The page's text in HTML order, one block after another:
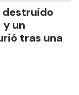
destruido
un
tras una